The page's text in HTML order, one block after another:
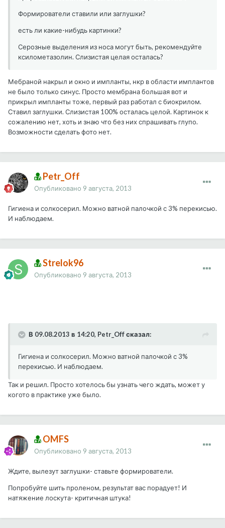
Формирователи ставили или заглушки?
есть ли какие-нибудь картинки?
Серозные выделения из носа могут быть, рекомендуйте
ксилометазолин. Слизистая целая осталась?
Мебраной накрыл и окно и импланты, нкр в области имплантов
не было только синус. Просто мембрана большая вот и
прикрыл импланты тоже, первый раз работал с биокрилом.
Ставил заглушки. Слизистая 100% осталась целой. Картинок к
сожалению нет, хоть и знаю что без них спрашивать глупо.
Возможности сделать фото нет.
Petr_Off
Опубликовано 9 августа, 2013
Гигиена и солкосерил. Можно ватной палочкой с 3% перекисью.
И наблюдаем.
Strelok96
Опубликовано 9 августа, 2013
В 09.08.2013 в 14:20, Petr_Off сказал:
Гигиена и солкосерил. Можно ватной палочкой с 3%
перекисью. И наблюдаем.
Так и решил. Просто хотелось бы узнать чего ждать, может у
когото в практике уже было.
OMFS
Опубликовано 9 августа, 2013
Ждите, вылезут заглушки- ставьте формирователи.
Попробуйте шить проленом, результат вас порадует! И
натяжение лоскута- критичная штука!